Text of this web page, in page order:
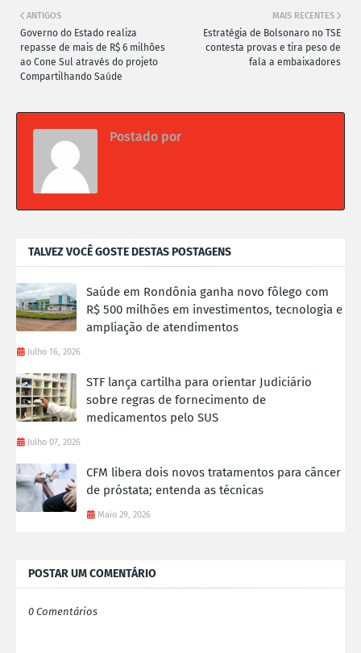
MAIS RECENTES
Estratégia de Bolsonaro no TSE
contesta provas e tira peso de
fala a embaixadores
ANTIGOS
Governo do Estado realiza
repasse de mais de R$ 6 milhões
ao Cone Sul através do projeto
Compartilhando Saúde
Postado por
TALVEZ VOCÊ GOSTE DESTAS POSTAGENS
Saúde em Rondônia ganha novo fôlego com
R$ 500 milhões em investimentos, tecnologia e
ampliação de atendimentos
Julho 16, 2026
STF lança cartilha para orientar Judiciário
sobre regras de fornecimento de
medicamentos pelo SUS
Julho 07, 2026
CFM libera dois novos tratamentos para câncer
de próstata; entenda as técnicas
Maio 29, 2026
POSTAR UM COMENTÁRIO
0 Comentários